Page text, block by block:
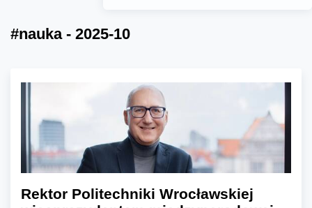
#nauka - 2025-10
Rektor Politechniki Wrocławskiej